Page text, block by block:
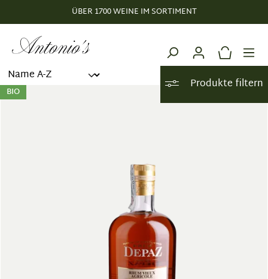
ÜBER 1700 WEINE IM SORTIMENT
Produkte filtern
BIO